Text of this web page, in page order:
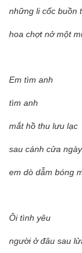
những li cốc buồn
hoa chợt nở một
Em tìm anh
tìm anh
mắt hồ thu lưu lạc
sau cánh cửa
em dò dẫm bóng
Ôi tình yêu
người ở đâu sau